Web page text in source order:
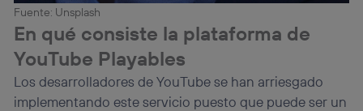
Fuente: Unsplash
En qué consiste la plataforma de
YouTube Playables
Los desarrolladores de YouTube se han arriesgado
implementando este servicio puesto que puede ser un